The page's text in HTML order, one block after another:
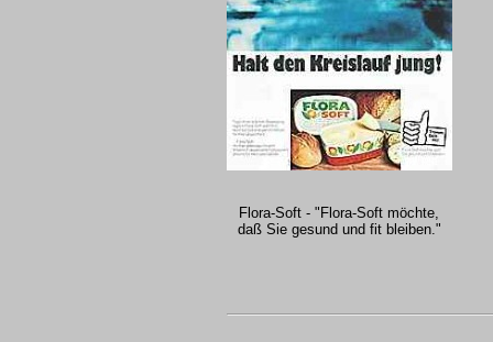
Flora-Soft - "Flora-Soft möchte,
daß Sie gesund und fit bleiben."